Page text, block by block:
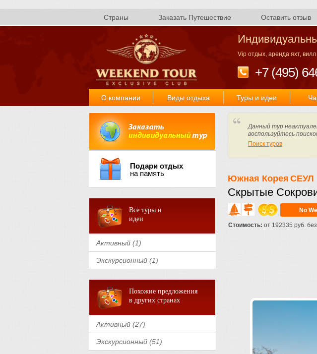
Страны Заказать Путешествие Оставить отзыв
Vip отдых, аренда яхт,
+7 (495)
О компании Виды отдыха Туры и идеи
Подари отдых
на память
Все туры и
идеи
Активный (1)
Экскурсионный (1)
Похожие предложения
в других странах
Активный (27)
Экскурсионный (51)
Данный тур
воспользуйтесь
Поиск туров
Южная Корея СЕУЛ
Скрытые
No
Стоимость: от 192335 руб.